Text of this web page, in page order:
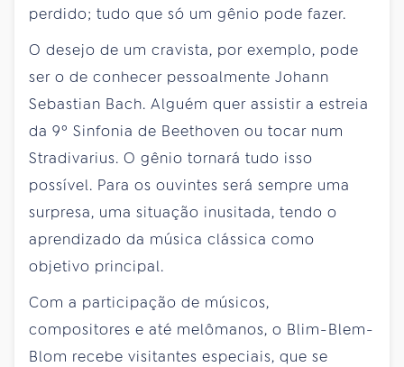
perdido; tudo que só um gênio pode fazer.
O desejo de um cravista, por exemplo, pode
ser o de conhecer pessoalmente Johann
Sebastian Bach. Alguém quer assistir a estreia
da 9º Sinfonia de Beethoven ou tocar num
Stradivarius. O gênio tornará tudo isso
possível. Para os ouvintes será sempre uma
surpresa, uma situação inusitada, tendo o
aprendizado da música clássica como
objetivo principal.
Com a participação de músicos,
compositores e até melômanos, o Blim-Blem-
Blom recebe visitantes especiais, que se